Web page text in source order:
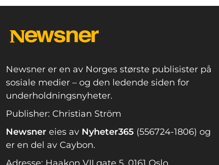
Newsner er en av Norges største publisister på
sosiale medier – og den ledende siden for
underholdningsnyheter.
Publisher: Christian Ström
Newsner eies av Nyheter365 (556724-1806) og
er en del av Caybon.